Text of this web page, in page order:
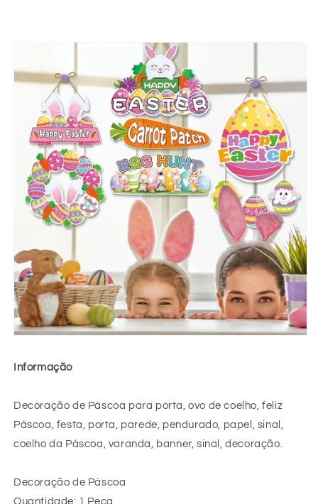
Informação
Decoração de Páscoa para porta, ovo de coelho, feliz
Páscoa, festa, porta, parede, pendurado, papel, sinal,
coelho da Páscoa, varanda, banner, sinal, decoração.
Decoração de Páscoa
Quantidade: 1 Peça